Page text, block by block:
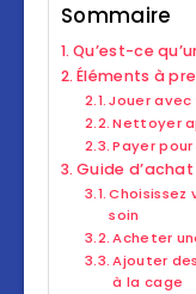
Sommaire
Qu’est-ce
Éléments à
Jouer
Nettoyer
Payer
Guide d’achat
Choisissez
soin
Acheter
Ajouter
à la cage